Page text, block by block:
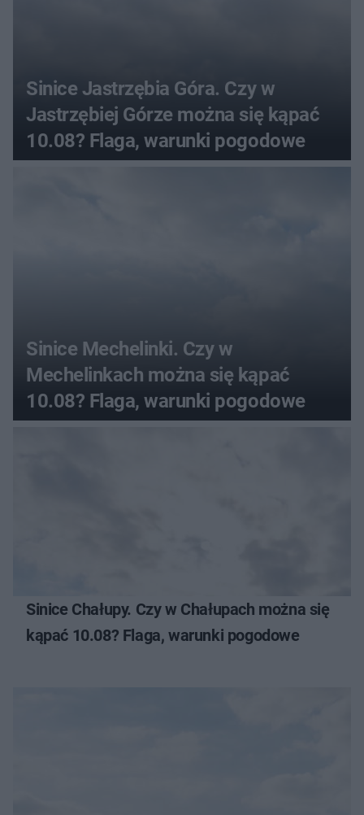
Sinice Jastrzębia Góra. Czy w
Jastrzębiej Górze można się kąpać
10.08? Flaga, warunki pogodowe
Sinice Mechelinki. Czy w
Mechelinkach można się kąpać
10.08? Flaga, warunki pogodowe
Sinice Chałupy. Czy w Chałupach można się
kąpać 10.08? Flaga, warunki pogodowe